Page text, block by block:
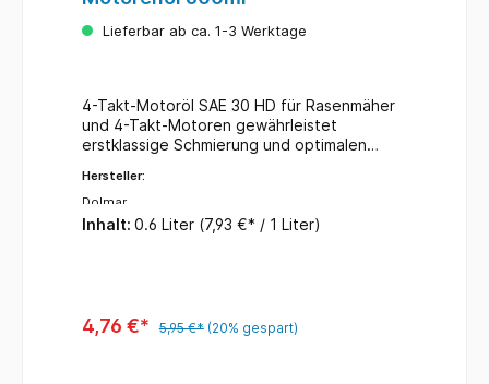
Lieferbar ab ca. 1-3 Werktage
4-Takt-Motoröl SAE 30 HD für Rasenmäher
und 4-Takt-Motoren gewährleistet
erstklassige Schmierung und optimalen
600 ml
Hersteller:
Dolmar
Inhalt: 0.6 Liter (7,93 €* / 1 Liter)
4,76 €* 5,95 €* (20% gespart)